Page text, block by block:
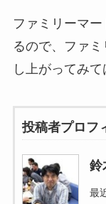
ファミリーマ
るので、ファ
し上がってみ
投稿者プロフ
鈴
最